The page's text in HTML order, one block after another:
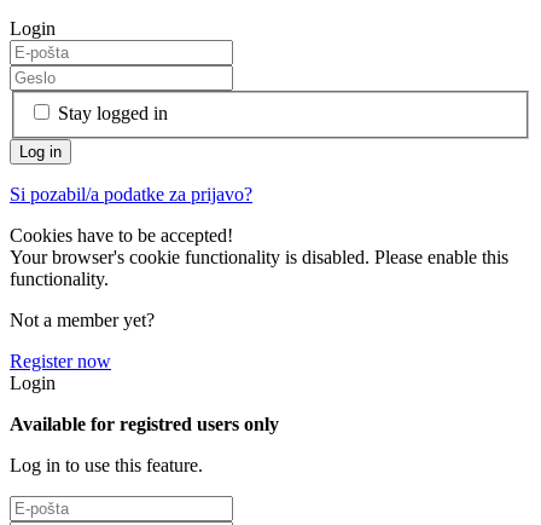
Login
Stay logged in
Si pozabil/a podatke za prijavo?
Cookies have to be accepted!
Your browser's cookie functionality is disabled. Please enable this
functionality.
Not a member yet?
Register now
Login
Available for registred users only
Log in to use this feature.